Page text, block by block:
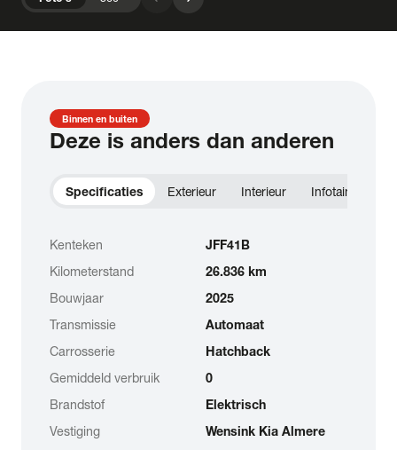
Binnen en buiten
Deze is anders dan anderen
Specificaties Exterieur Interieur Infotainment
Kenteken
JFF41B
Kilometerstand
26.836 km
Bouwjaar
2025
Transmissie
Automaat
Carrosserie
Hatchback
Gemiddeld verbruik
0
Brandstof
Elektrisch
Vestiging
Wensink Kia Almere